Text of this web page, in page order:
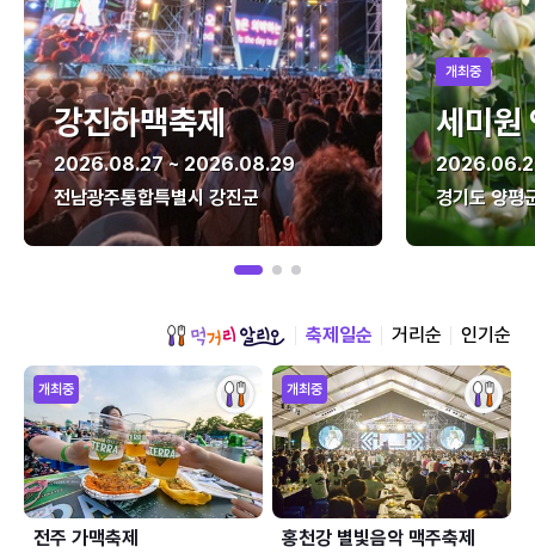
강진하맥축제
2026.08.27 ~ 2026.08.29
전남광주통합특별시 강진군
개최중
세미원
경기도 양평
축제일순 거리순 인기순
개최중
전주 가맥축제
개최중
홍천강 별빛음악 맥주축제